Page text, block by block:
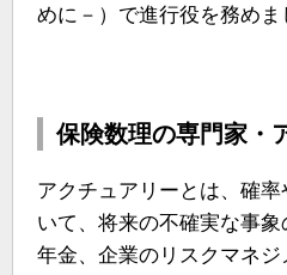
めに－）で進行役を務めま
保険数理の専門家・
アクチュアリーとは、確
いて、将来の不確実な事
年金、企業のリスクマネ